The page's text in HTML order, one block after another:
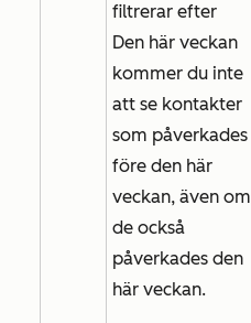
filtrerar efter
Den här veckan
kommer du inte
att se kontakter
som påverkades
före den här
veckan, även om
de också
påverkades den
här veckan.